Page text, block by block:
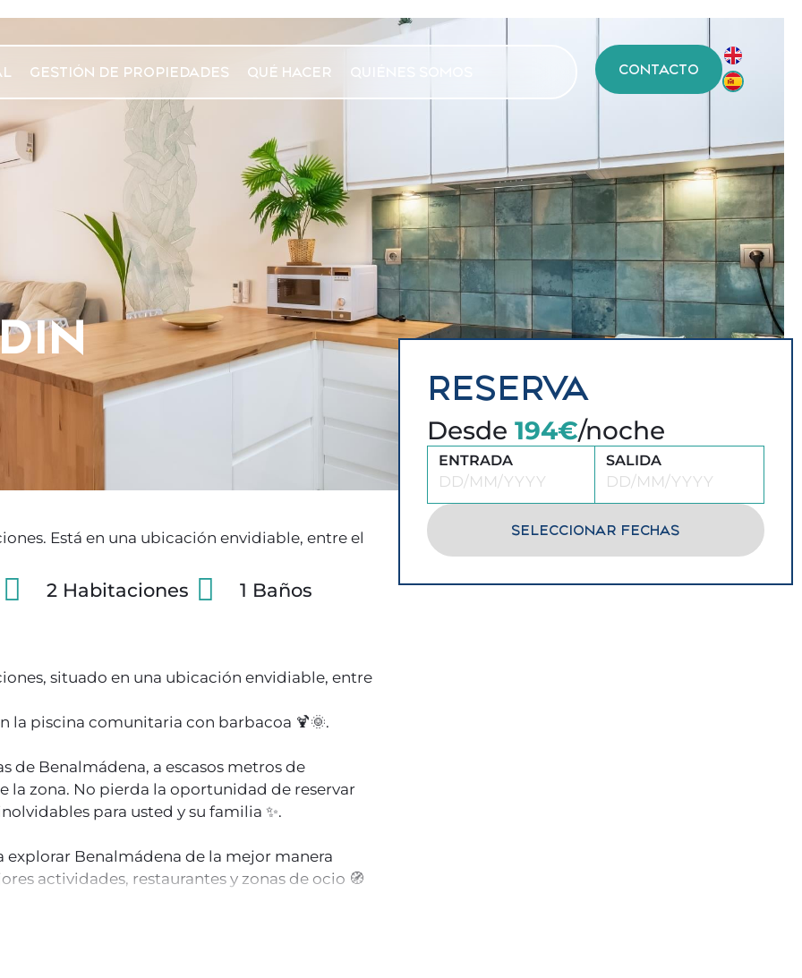
GESTIÓN DE PROPIEDADES QUÉ HACER CONTACTO
Está en una ubicación envidiable, entre el
2 Habitaciones 1 Baños
situado en una ubicación envidiable, entre
la piscina comunitaria con barbacoa 🍹🌞.
de Benalmádena, a escasos metros de
la zona. No pierda la oportunidad de reservar
para usted y su familia ✨.
explorar Benalmádena de la mejor manera
actividades, restaurantes y zonas de ocio 🧭
playas de Benalmádena, a escasos metros
donde podrá disfrutar de fauna diversa y un
RESERVA
Desde 194€/noche
ENTRADA SALIDA
SELECCIONAR FECHAS